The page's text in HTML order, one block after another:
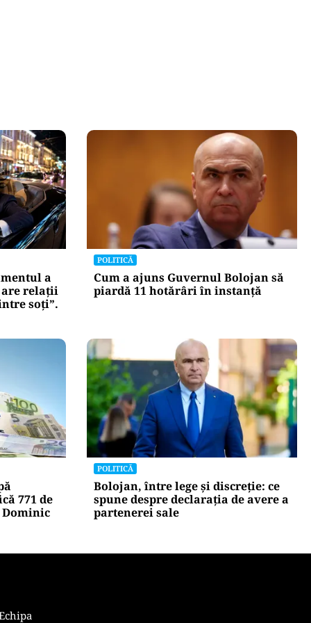
a
relații
POLITICĂ
Cum a ajuns Guvernul Bolojan să